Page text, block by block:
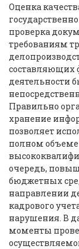
Оценка
проверка
требованиям
составляющих
деятельности
Правильно
хранение
позволяет
полном
очередь,
бюджетных
направлении
кадрового
нарушения. В
моменты